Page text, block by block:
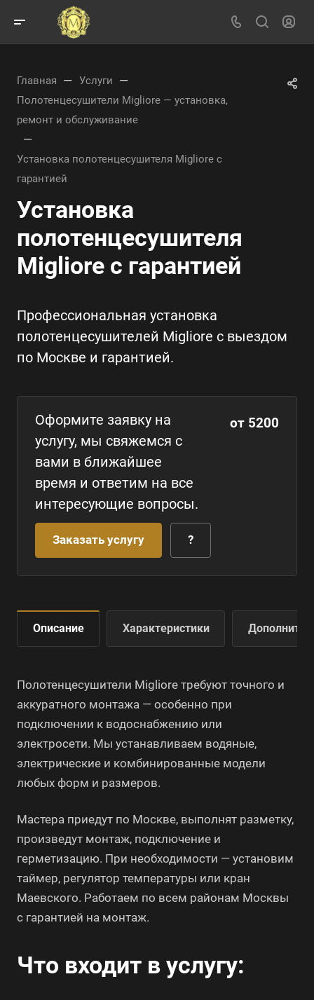
Главная — Услуги —
Полотенцесушители Migliore — установка,
ремонт и обслуживание
—
Установка полотенцесушителя Migliore с
гарантией
Установка
полотенцесушителя
Migliore с гарантией
Профессиональная установка
полотенцесушителей Migliore с выездом
по Москве и гарантией.
Оформите заявку на
услугу, мы свяжемся с
вами в ближайшее
время и ответим на все
интересующие вопросы.
от 5200
Заказать услугу ?
Описание Характеристики
Полотенцесушители Migliore требуют точного и
аккуратного монтажа — особенно при
подключении к водоснабжению или
электросети. Мы устанавливаем водяные,
электрические и комбинированные модели
любых форм и размеров.
Мастера приедут по Москве, выполнят разметку,
произведут монтаж, подключение и
герметизацию. При необходимости — установим
таймер, регулятор температуры или кран
Маевского. Работаем по всем районам Москвы
с гарантией на монтаж.
Что входит в услугу: